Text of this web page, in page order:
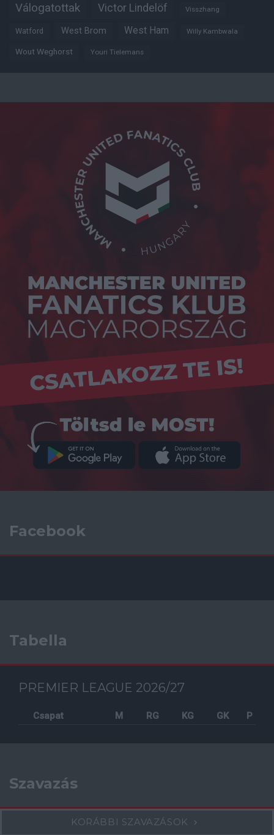
Válogatottak Victor Lindelöf Visszhang
Watford West Brom West Ham Willy Kambwala
Wout Weghorst Youri Tielemans
Facebook
Tabella
PREMIER LEAGUE 2026/27
Csapat M RG KG GK P
Szavazás
KORÁBBI SZAVAZÁSOK